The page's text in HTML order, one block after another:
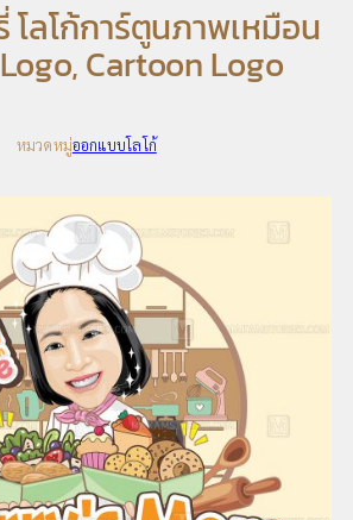
โลโก้การ์ตูนภาพเหมือน
Cartoon Logo
หมวดหมู่ออกแบบโลโก้